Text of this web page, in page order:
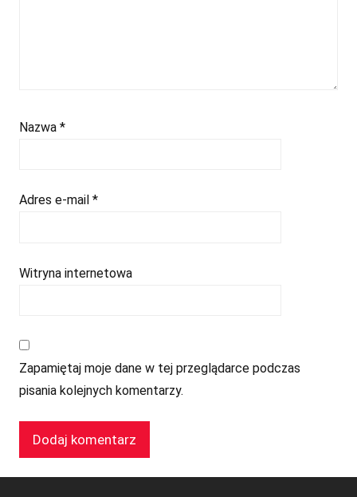
Nazwa *
Adres e-mail *
Witryna internetowa
Zapamiętaj moje dane w tej przeglądarce podczas
pisania kolejnych komentarzy.